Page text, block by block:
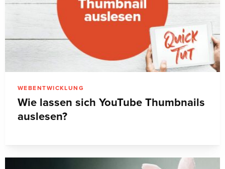
WEBENTWICKLUNG
Wie lassen sich YouTube Thumbnails
auslesen?